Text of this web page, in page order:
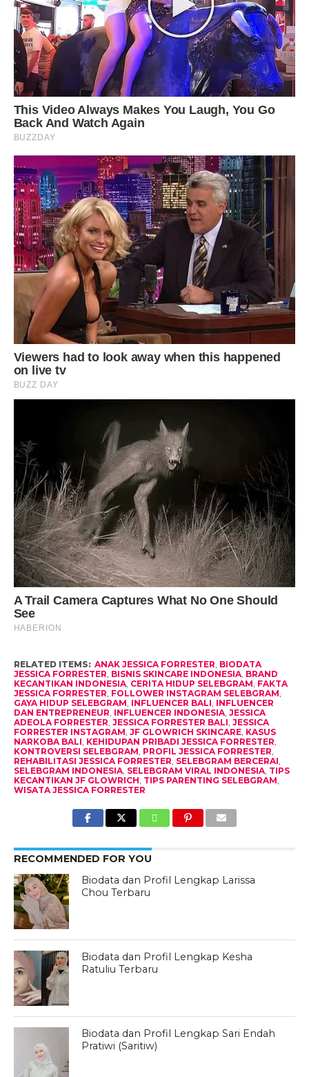
RELATED ITEMS: ANAK JESSICA FORRESTER, BIODATA
JESSICA FORRESTER, BISNIS SKINCARE INDONESIA, BRAND
KECANTIKAN INDONESIA, CERITA HIDUP SELEBGRAM, FAKTA
JESSICA FORRESTER, FOLLOWER INSTAGRAM SELEBGRAM,
GAYA HIDUP SELEBGRAM, INFLUENCER BALI, INFLUENCER
DAN ENTREPRENEUR, INFLUENCER INDONESIA, JESSICA
ADEOLA FORRESTER, JESSICA FORRESTER BALI, JESSICA
FORRESTER INSTAGRAM, JF GLOWRICH SKINCARE, KASUS
NARKOBA BALI, KEHIDUPAN PRIBADI JESSICA FORRESTER,
KONTROVERSI SELEBGRAM, PROFIL JESSICA FORRESTER,
REHABILITASI JESSICA FORRESTER, SELEBGRAM BERCERAI,
SELEBGRAM INDONESIA, SELEBGRAM VIRAL INDONESIA, TIPS
KECANTIKAN JF GLOWRICH, TIPS PARENTING SELEBGRAM,
WISATA JESSICA FORRESTER
RECOMMENDED FOR YOU
Biodata dan Profil Lengkap Larissa
Chou Terbaru
Biodata dan Profil Lengkap Kesha
Ratuliu Terbaru
Biodata dan Profil Lengkap Sari Endah
Pratiwi (Saritiw)